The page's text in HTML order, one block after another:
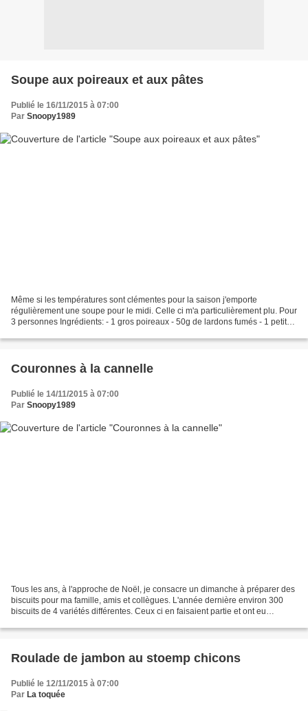
Soupe aux poireaux et aux pâtes
Publié le 16/11/2015 à 07:00
Par Snoopy1989
Même si les températures sont clémentes pour la saison j'emporte
régulièrement une soupe pour le midi. Celle ci m'a particulièrement plu. Pour
3 personnes Ingrédients: - 1 gros poireaux - 50g de lardons fumés - 1 petite
Couronnes à la cannelle
Publié le 14/11/2015 à 07:00
Par Snoopy1989
Tous les ans, à l'approche de Noël, je consacre un dimanche à préparer des
biscuits pour ma famille, amis et collègues. L'année dernière environ 300
biscuits de 4 variétés différentes. Ceux ci en faisaient partie et ont eu
Roulade de jambon au stoemp chicons
Publié le 12/11/2015 à 07:00
Par La toquée